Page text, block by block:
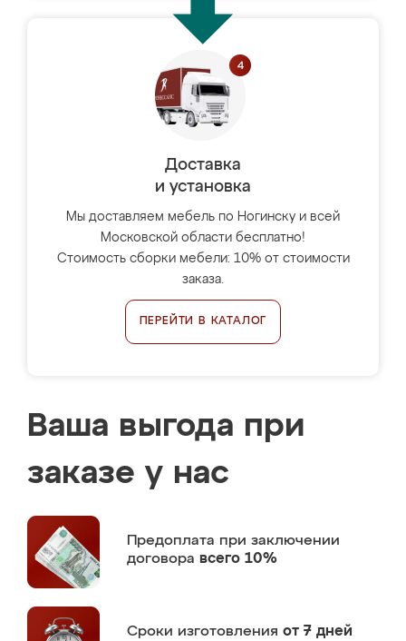
Доставка
и установка
Мы доставляем мебель по Ногинску и всей
Московской области бесплатно!
Стоимость сборки мебели: 10% от стоимости
заказа.
ПЕРЕЙТИ В КАТАЛОГ
Ваша выгода при
заказе у нас
Предоплата при заключении
договора всего 10%
Сроки изготовления от 7 дней